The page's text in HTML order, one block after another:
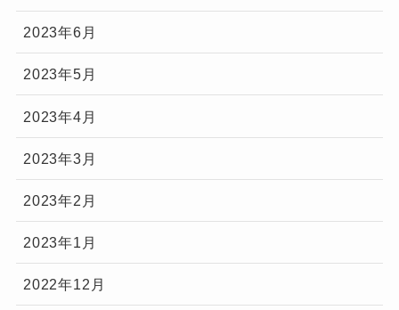
2023年6月
2023年5月
2023年4月
2023年3月
2023年2月
2023年1月
2022年12月